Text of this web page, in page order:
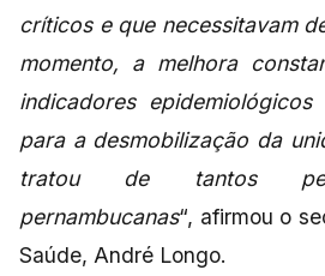
críticos e que necessitavam
momento, a melhora
indicadores
para a desmobilização da
tratou de tantos
pernambucanas“, afirmou o
Saúde, André Longo.